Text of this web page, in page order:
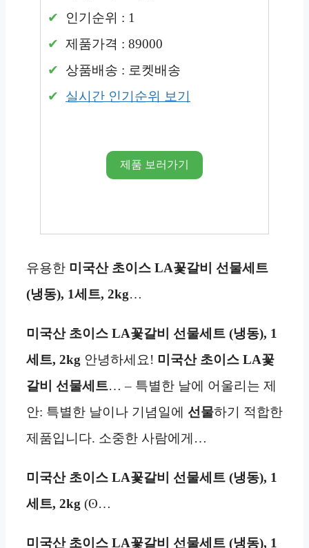
인기순위 : 1
제품가격 : 89000
상품배송 : 로켓배송
실시간 인기순위 보기
제품 보러가기
유용한 미국산 초이스 LA꽃갈비 선물세트
(냉동), 1세트, 2kg…
미국산 초이스 LA꽃갈비 선물세트 (냉동), 1
세트, 2kg 안녕하세요! 미국산 초이스 LA꽃
갈비 선물세트… – 특별한 날에 어울리는 제
안: 특별한 날이나 기념일에 선물하기 적합한
제품입니다. 소중한 사람에게…
미국산 초이스 LA꽃갈비 선물세트 (냉동), 1
세트, 2kg (ʘ…
미국산 초이스 LA꽃갈비 선물세트 (냉동), 1